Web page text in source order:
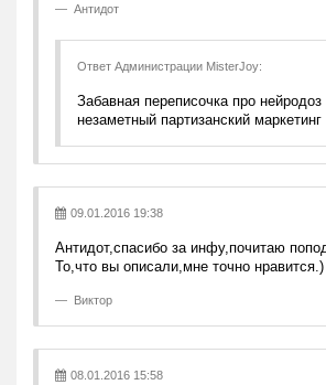
Антидот
Ответ Администрации MisterJoy:
Забавная переписочка про нейродоз
незаметный партизанский маркетинг
09.01.2016 19:38
Антидот,спасибо за инфу,почитаю
То,что вы описали,мне точно нравится.)
Виктор
08.01.2016 15:58